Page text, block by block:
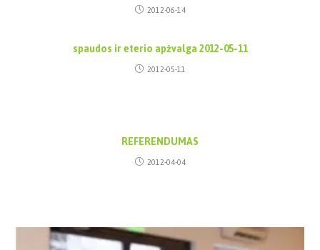
2012-06-14
spaudos ir eterio apžvalga 2012-05-11
2012-05-11
REFERENDUMAS
2012-04-04